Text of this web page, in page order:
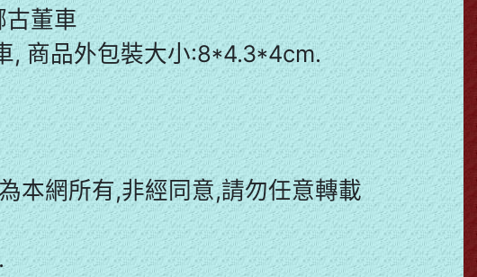
董車
, 商品外包裝大小:8*4.3*4cm.
本網所有,非經同意,請勿任意轉載